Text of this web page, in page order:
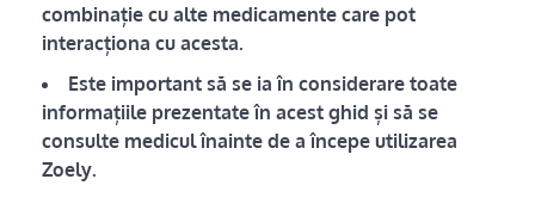
combinație cu alte medicamente care pot
interacționa cu acesta.
Este important să se ia în considerare toate
informațiile prezentate în acest ghid și să se
consulte medicul înainte de a începe utilizarea
Zoely.